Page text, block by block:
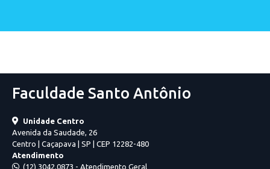
Faculdade Santo Antônio
Unidade Centro
Avenida da Saudade, 26
Centro | Caçapava | SP | CEP 12282-480
Atendimento
(12) 3042.0873 - Atendimento Geral